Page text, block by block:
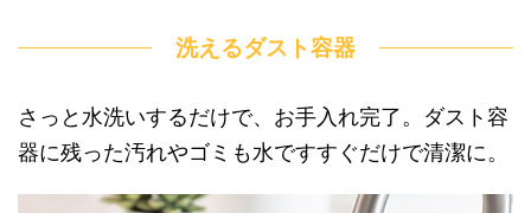
洗えるダスト容器
さっと水洗いするだけで、お手入れ完了。ダスト容
器に残った汚れやゴミも水ですすぐだけで清潔に。